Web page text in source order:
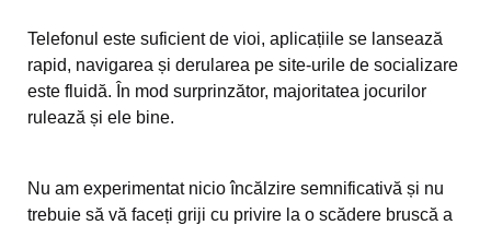
Telefonul este suficient de vioi, aplicațiile se lansează
rapid, navigarea și derularea pe site-urile de socializare
este fluidă. În mod surprinzător, majoritatea jocurilor
rulează și ele bine.
Nu am experimentat nicio încălzire semnificativă și nu
trebuie să vă faceți griji cu privire la o scădere bruscă a